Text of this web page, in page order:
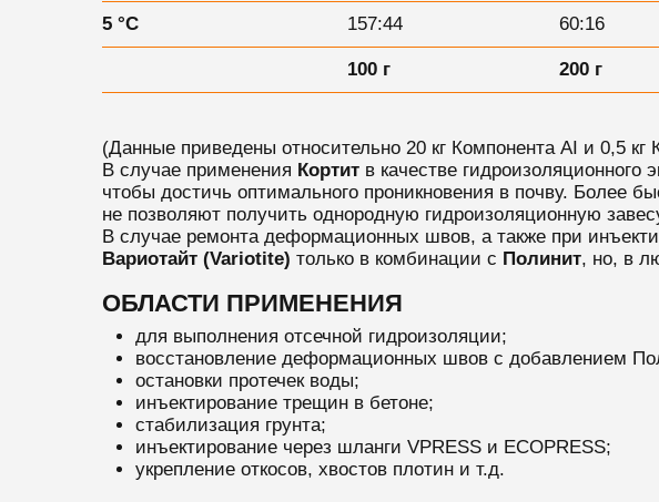
5 °C 157:44 60:16
100 г 200 г
(Данные приведены относительно 20 кг Компонента AI и 0,5 кг
В случае применения Кортитв качестве гидроизоляционного
чтобы достичь оптимального проникновения в почву. Более
не позволяют получить однородную гидроизоляционную
В случае ремонта деформационных швов, а также при
Вариотайт (Variotite) только в комбинации с Полинит, но, в
ОБЛАСТИ ПРИМЕНЕНИЯ
для выполнения отсечной гидроизоляции;
восстановление деформационных швов с добавлением
остановки протечек воды;
инъектирование трещин в бетоне;
стабилизация грунта;
инъектирование через шланги VPRESS и ECOPRESS;
укрепление откосов, хвостов плотин и т.д.